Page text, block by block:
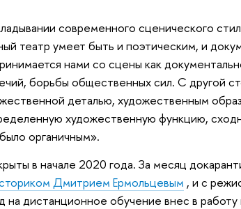
современного сценического
театр умеет быть и поэтическим, и
нами со сцены как
борьбы общественных сил. С другой
деталью, художественным
художественную функцию,
органичным».
в начале 2020 года. За месяц
Дмитрием Ермольцевым , и с
дистанционное обучение внес в работу